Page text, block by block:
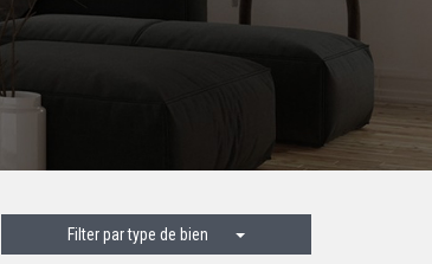
Filter par type de bien